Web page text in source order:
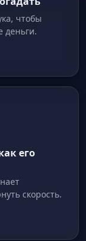
чтобы
деньги.
его
скорость.